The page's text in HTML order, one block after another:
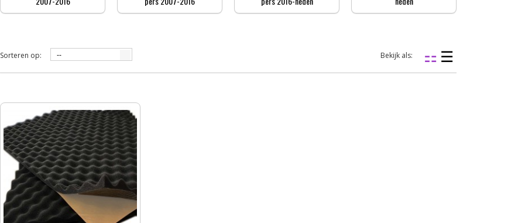
Sorteren op: -- Bekijk als: